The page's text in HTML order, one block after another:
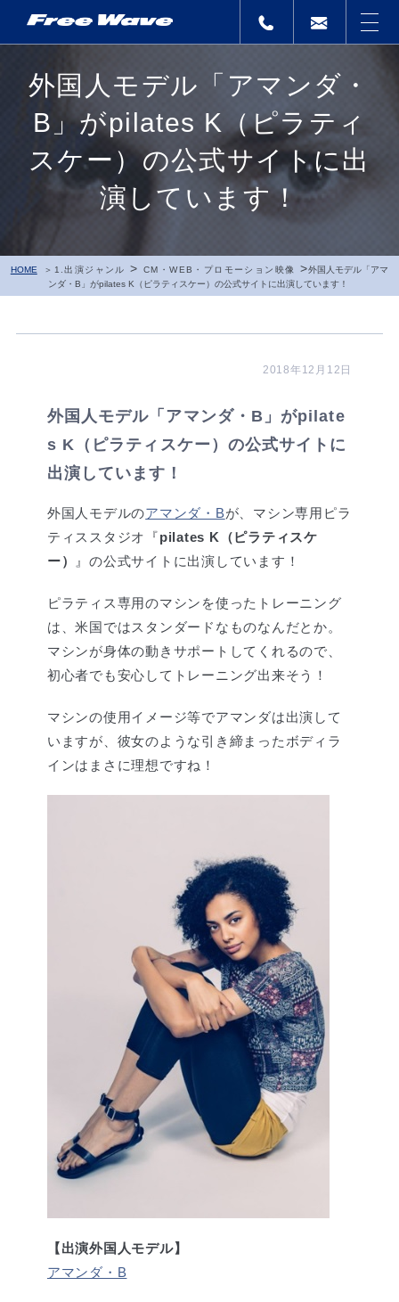
外国人モデル「アマンダ・
B」がpilates K（ピラティ
スケー）の公式サイトに出
演しています！
HOME 1.出演ジャンル > CM・WEB・プロモーション映像 >外国人モデル「アマ
ンダ・B」がpilates K（ピラティスケー）の公式サイトに出演しています！
2018年12月12日
外国人モデル「アマンダ・B」がpilate
s K（ピラティスケー）の公式サイトに
出演しています！
外国人モデルのアマンダ・Bが、マシン専用ピラ
ティススタジオ『pilates K（ピラティスケ
ー）
』の公式サイトに出演しています！
ピラティス専用のマシンを使ったトレーニング
は、米国ではスタンダードなものなんだとか。
マシンが身体の動きサポートしてくれるので、
初心者でも安心してトレーニング出来そう！
マシンの使用イメージ等でアマンダは出演して
いますが、彼女のような引き締まったボディラ
インはまさに理想ですね！
【出演外国人モデル】
アマンダ・B